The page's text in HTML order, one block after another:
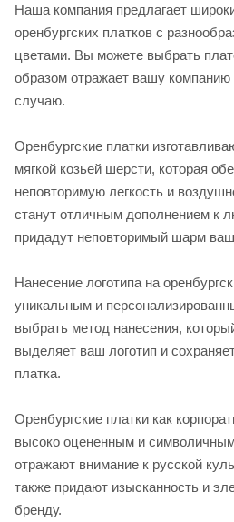
Наша компания предлагает
оренбургских платков с
цветами. Вы можете выбрать
образом отражает вашу
случаю.
Оренбургские платки
мягкой козьей шерсти, которая
неповторимую легкость и
станут отличным дополнением к
придадут неповторимый шарм
Нанесение логотипа на
уникальным и
выбрать метод нанесения,
выделяет ваш логотип и
платка.
Оренбургские платки как
высоко оцененным и
отражают внимание к русской
также придают изысканность и
бренду.